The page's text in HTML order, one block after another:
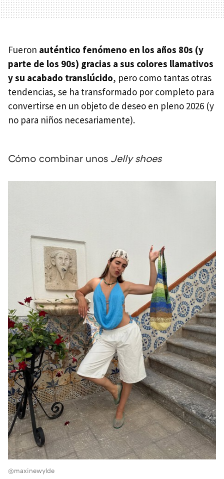
Fueron auténtico fenómeno en los años 80s (y
parte de los 90s) gracias a sus colores llamativos
y su acabado translúcido, pero como tantas otras
tendencias, se ha transformado por completo para
convertirse en un objeto de deseo en pleno 2026 (y
no para niños necesariamente).
Cómo combinar unos Jelly shoes
@maxinewylde